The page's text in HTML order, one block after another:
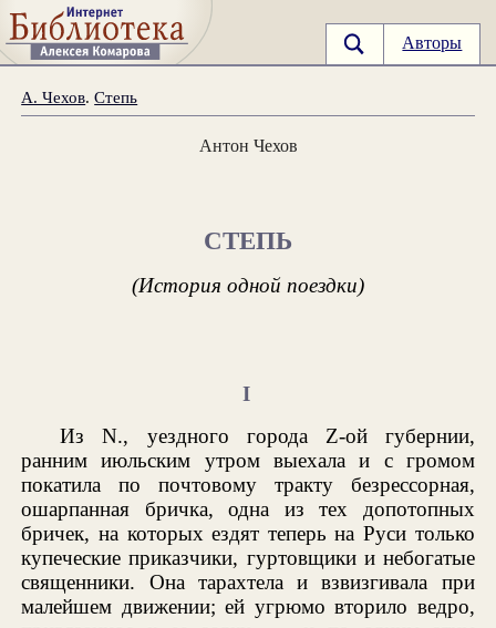
Авторы
А. Чехов.Степь
Антон Чехов
СТЕПЬ
(История одной поездки)
I
Из N., уездного города Z-ой губернии,
ранним июльским утром выехала и с громом
покатила по почтовому тракту безрессорная,
ошарпанная бричка, одна из тех допотопных
бричек, на которых ездят теперь на Руси только
купеческие приказчики, гуртовщики и небогатые
священники. Она тарахтела и взвизгивала при
малейшем движении; ей угрюмо вторило ведро,